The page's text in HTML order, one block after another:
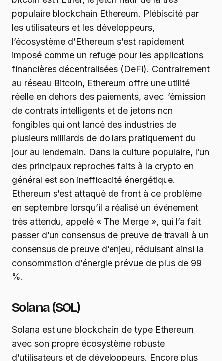
populaire blockchain Ethereum. Plébiscité par
les utilisateurs et les développeurs,
l’écosystème d’Ethereum s’est rapidement
imposé comme un refuge pour les applications
financières décentralisées (DeFi). Contrairement
au réseau Bitcoin, Ethereum offre une utilité
réelle en dehors des paiements, avec l’émission
de contrats intelligents et de jetons non
fongibles qui ont lancé des industries de
plusieurs milliards de dollars pratiquement du
jour au lendemain. Dans la culture populaire, l’un
des principaux reproches faits à la crypto en
général est son inefficacité énergétique.
Ethereum s’est attaqué de front à ce problème
en septembre lorsqu’il a réalisé un événement
très attendu, appelé « The Merge », qui l’a fait
passer d’un consensus de preuve de travail à un
consensus de preuve d’enjeu, réduisant ainsi la
consommation d’énergie prévue de plus de 99
%.
Solana (SOL)
Solana est une blockchain de type Ethereum
avec son propre écosystème robuste
d’utilisateurs et de développeurs. Encore plus